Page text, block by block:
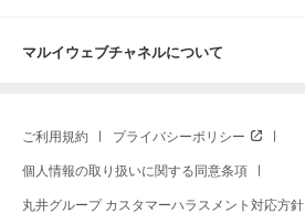
マルイウェブチャネルについて
ご利用規約 プライバシーポリシー
個人情報の取り扱いに関する同意条項
丸井グループ カスタマーハラスメント対応方針